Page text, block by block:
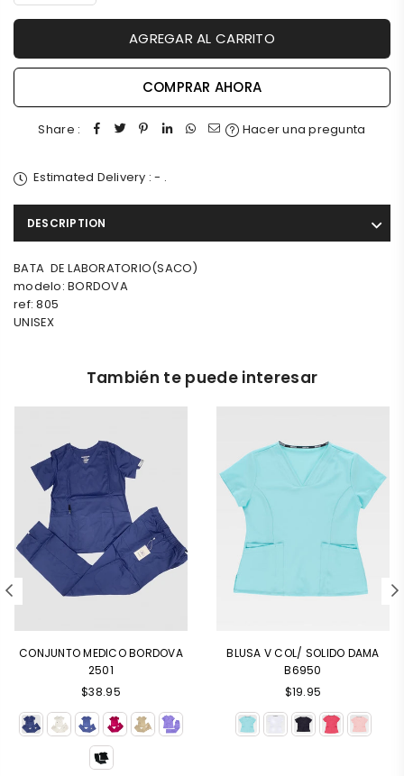
AGREGAR AL CARRITO
COMPRAR AHORA
Share : Hacer una pregunta
Estimated Delivery :- .
DESCRIPTION
BATA DE LABORATORIO(SACO)
modelo: BORDOVA
ref: 805
UNISEX
También te puede interesar
CONJUNTO MEDICO BORDOVA
2501
Precio
habitual
$38.95
BLUSA V COL/ SOLIDO DAMA
B6950
Precio
habitual
$19.95